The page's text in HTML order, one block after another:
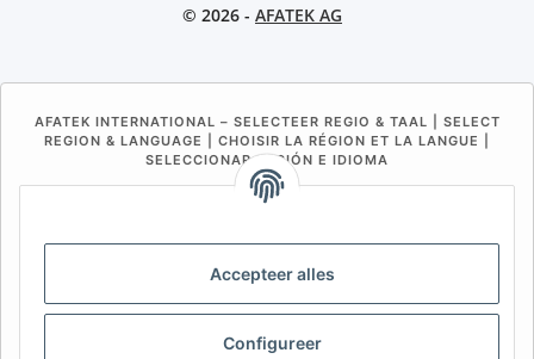
Accepteer alles
Configureer
© 2026 - AFATEK AG
AFATEK INTERNATIONAL – SELECTEER REGIO & TAAL | SELECT
REGION & LANGUAGE | CHOISIR LA RÉGION ET LA LANGUE |
SELECCIONAR REGIÓN E IDIOMA
CH (IT) BE (NL) BE (FR) NL
USA